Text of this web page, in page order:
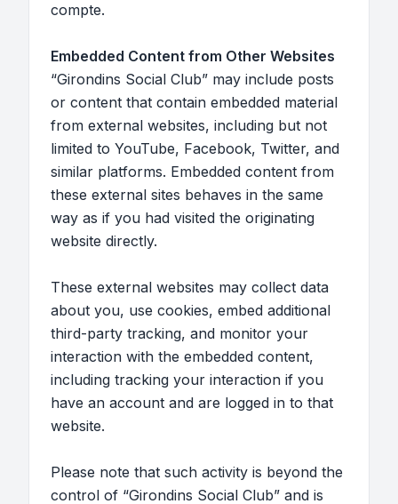
compte.
Embedded Content from Other Websites
“Girondins Social Club” may include posts
or content that contain embedded material
from external websites, including but not
limited to YouTube, Facebook, Twitter, and
similar platforms. Embedded content from
these external sites behaves in the same
way as if you had visited the originating
website directly.
These external websites may collect data
about you, use cookies, embed additional
third-party tracking, and monitor your
interaction with the embedded content,
including tracking your interaction if you
have an account and are logged in to that
website.
Please note that such activity is beyond the
control of “Girondins Social Club” and is